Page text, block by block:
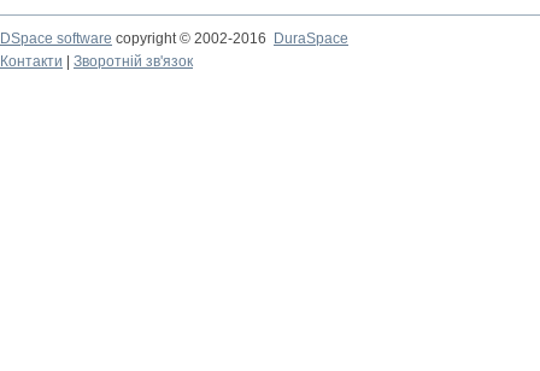
DSpace software copyright © 2002-2016
DuraSpace
Контакти
Зворотній зв'язок